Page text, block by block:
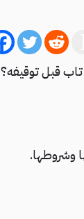
قبل توقيفه؟
وشروطها.